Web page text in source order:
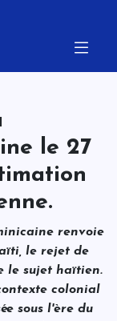
le 27
renvoie
le rejet de
le sujet haïtien.
colonial
sous l'ère du